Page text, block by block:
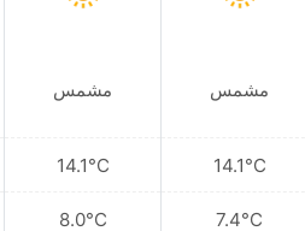
مشمس
14.1°C
7.4°C
مشمس
14.1°C
8.0°C